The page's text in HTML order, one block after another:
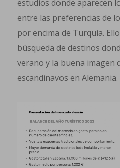
estudios donde aparecen
entre las preferencias de
por encima de Turquía.
búsqueda de destinos
verano y la buena imagen
escandinavos en Alemania.